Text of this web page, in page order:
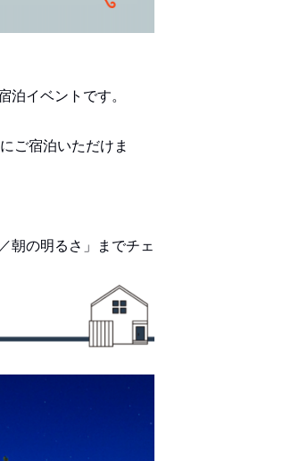
イベントです。
ご宿泊いただけま
朝の明るさ」までチェ